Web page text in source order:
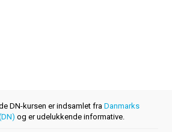
DN-kursen er indsamlet fra Danmarks
og er udelukkende informative.